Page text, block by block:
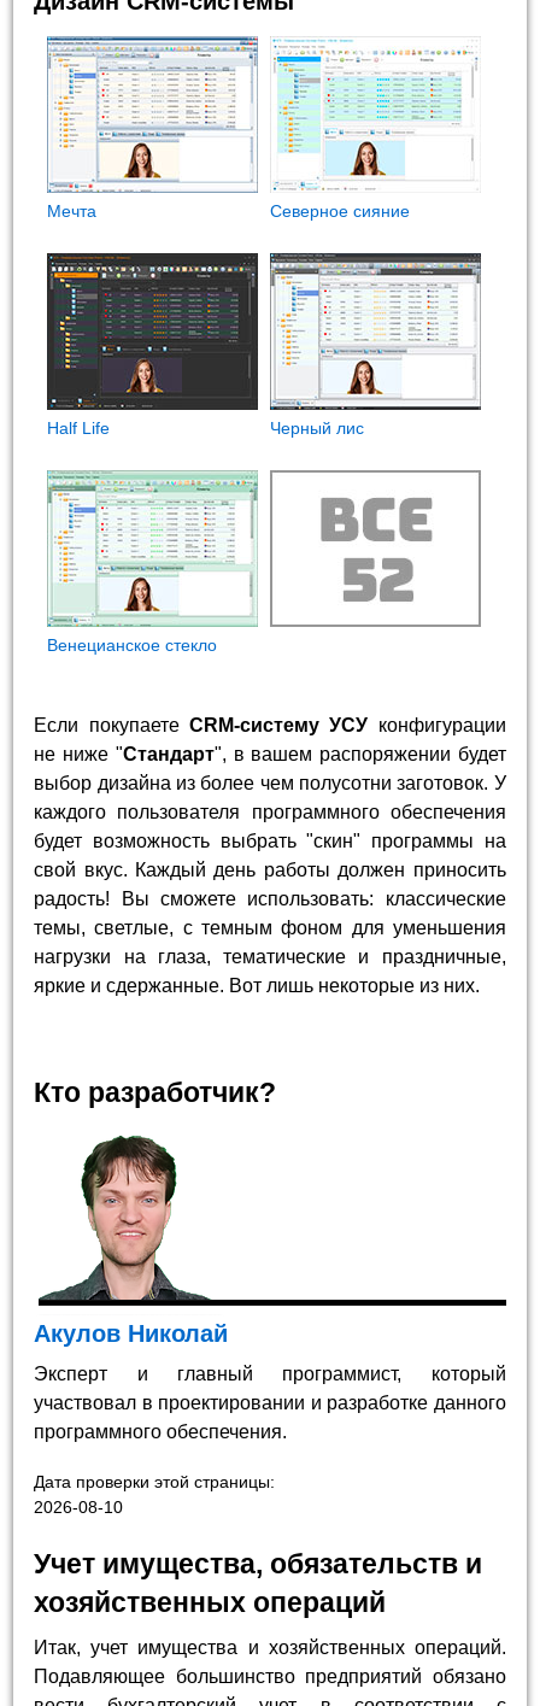
Мечта Северное сияние
Half Life Черный лис
Венецианское стекло
Если покупаете CRM-систему УСУ конфигурации
не ниже "Стандарт", в вашем распоряжении будет
выбор дизайна из более чем полусотни заготовок. У
каждого пользователя программного обеспечения
будет возможность выбрать "скин" программы на
свой вкус. Каждый день работы должен приносить
радость! Вы сможете использовать: классические
темы, светлые, с темным фоном для уменьшения
нагрузки на глаза, тематические и праздничные,
яркие и сдержанные. Вот лишь некоторые из них.
Кто разработчик?
Акулов Николай
Эксперт и главный программист, который
участвовал в проектировании и разработке данного
программного обеспечения.
Дата проверки этой страницы:
2026-08-10
Учет имущества, обязательств и
хозяйственных операций
Итак, учет имущества и хозяйственных операций.
Подавляющее большинство предприятий обязано